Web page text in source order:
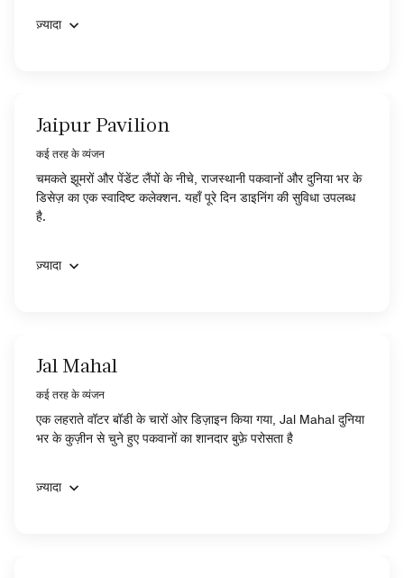
ज़्यादा
Jaipur Pavilion
कई तरह के व्यंजन
चमकते झूमरों और पेंडेंट लैंपों के नीचे, राजस्थानी पकवानों और दुनिया भर के
डिसेज़ का एक स्वादिष्ट कलेक्शन. यहाँ पूरे दिन डाइनिंग की सुविधा उपलब्ध
है.
ज़्यादा
Jal Mahal
कई तरह के व्यंजन
एक लहराते वॉटर बॉडी के चारों ओर डिज़ाइन किया गया, Jal Mahal दुनिया
भर के कुज़ीन से चुने हुए पकवानों का शानदार बुफ़े परोसता है
ज़्यादा